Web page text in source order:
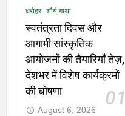
धरोहर शौर्य गाथा
स्वतंत्रता दिवस और
आगामी सांस्कृतिक
आयोजनों की तैयारियाँ तेज़,
देशभर में विशेष कार्यक्रमों
की घोषणा
01
August 6, 2026